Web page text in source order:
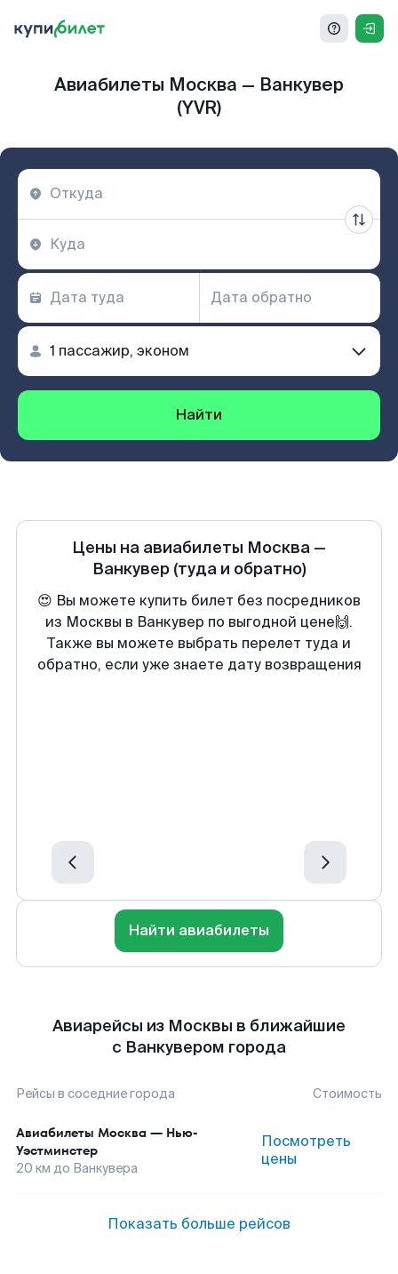
Авиабилеты Москва — Ванкувер
(YVR)
Найти
Цены на авиабилеты Москва —
Ванкувер (туда и обратно)
😍 Вы можете купить билет без посредников
из Москвы в Ванкувер по выгодной цене🙌.
Также вы можете выбрать перелет туда и
обратно, если уже знаете дату возвращения
Найти авиабилеты
Авиарейсы из Москвы в ближайшие
с Ванкувером города
Рейсы в соседние города Стоимость
Авиабилеты Москва — Нью-
Уэстминстер
20 км до Ванкувера
Посмотреть
цены
Показать больше рейсов